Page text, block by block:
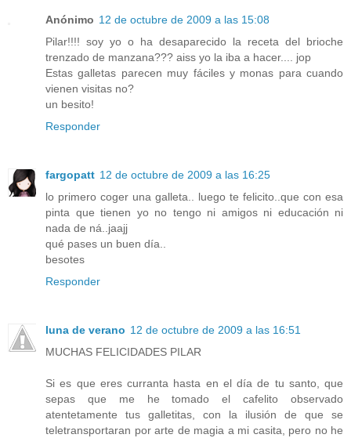
Anónimo 12 de octubre de 2009 a las 15:08
Pilar!!!! soy yo o ha desaparecido la receta del brioche
trenzado de manzana??? aiss yo la iba a hacer.... jop
Estas galletas parecen muy fáciles y monas para cuando
vienen visitas no?
un besito!
Responder
fargopatt 12 de octubre de 2009 a las 16:25
lo primero coger una galleta.. luego te felicito..que con esa
pinta que tienen yo no tengo ni amigos ni educación ni
nada de ná..jaajj
qué pases un buen día..
besotes
Responder
luna de verano 12 de octubre de 2009 a las 16:51
MUCHAS FELICIDADES PILAR
Si es que eres curranta hasta en el día de tu santo, que
sepas que me he tomado el cafelito observado
atentetamente tus galletitas, con la ilusión de que se
teletransportaran por arte de magia a mi casita, pero no he